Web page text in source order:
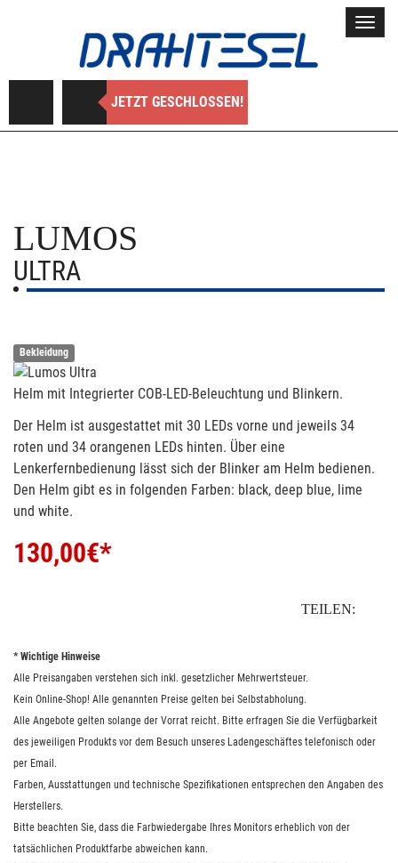
JETZT GESCHLOSSEN!
LUMOS
ULTRA
Bekleidung
Helm mit Integrierter COB-LED-Beleuchtung und Blinkern.
Der Helm ist ausgestattet mit 30 LEDs vorne und jeweils 34
roten und 34 orangenen LEDs hinten. Über eine
Lenkerfernbedienung lässt sich der Blinker am Helm bedienen.
Den Helm gibt es in folgenden Farben: black, deep blue, lime
und white.
130,00€*
TEILEN:
* Wichtige Hinweise
Alle Preisangaben verstehen sich inkl. gesetzlicher Mehrwertsteuer.
Kein Online-Shop! Alle genannten Preise gelten bei Selbstabholung.
Alle Angebote gelten solange der Vorrat reicht. Bitte erfragen Sie die Verfügbarkeit
des jeweiligen Produkts vor dem Besuch unseres Ladengeschäftes telefonisch oder
per Email.
Farben, Ausstattungen und technische Spezifikationen entsprechen den Angaben des
Herstellers.
Bitte beachten Sie, dass die Farbwiedergabe Ihres Monitors erheblich von der
tatsächlichen Produktfarbe abweichen kann.